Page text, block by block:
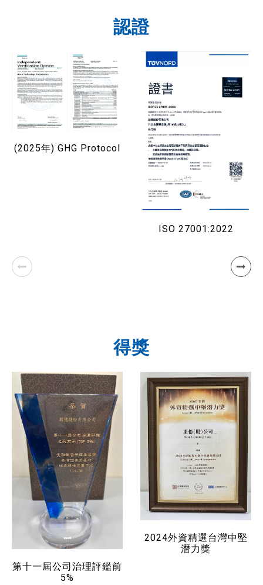
認證
(2025年) GHG Protocol
ISO 27001:2022
得獎
第十一屆公司治理評鑑前
5%
2024外資精選台灣中堅
潛力獎